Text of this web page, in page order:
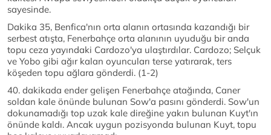
sayesinde.
Dakika 35, Benfica'nın orta alanın ortasında kazandığı bir
serbest atışta, Fenerbahçe orta alanının uyuduğu bir anda
topu ceza yayındaki Cardozo'ya ulaştırdılar. Cardozo; Selçuk
ve Yobo gibi ağır kalan oyuncuları terse yatırarak, ters
köşeden topu ağlara gönderdi. (1-2)
40. dakikada ender gelişen Fenerbahçe atağında, Caner
soldan kale önünde bulunan Sow'a pasını gönderdi. Sow'un
dokunamadığı top uzak kale direğine yakın bulunan Kuyt'ın
önünde kaldı. Ancak uygun pozisyonda bulunan Kuyt, topu